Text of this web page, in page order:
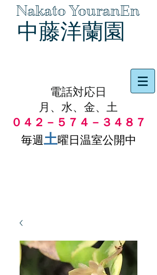
Nakato YouranEn
中藤洋蘭園
電話対応日
月、水、金、土
０４２－５７４－３４８７
毎週土曜日温室公開中